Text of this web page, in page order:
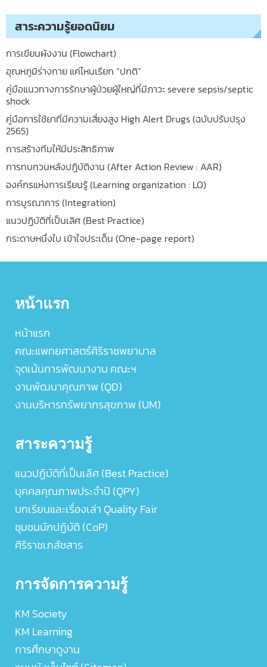
สาระความรู้ยอดนิยม
การเขียนผังงาน (Flowchart)
อุณหภูมิร่างกาย แค่ไหนเรียก “ปกติ”
คู่มือแนวทางการรักษาผู้ป่วยผู้ใหญ่ที่มีภาวะ severe sepsis/septic
shock
คู่มือการใช้ยาที่มีความเสี่ยงสูง High Alert Drugs (ฉบับปรับปรุง
2565)
การสร้างทีมให้มีประสิทธิภาพ
การทบทวนหลังปฎิบัติงาน (After Action Review : AAR)
องค์กรแห่งการเรียนรู้ (Learning organization : LO)
การบูรณาการ (Integration)
แนวปฏิบัติที่เป็นเลิศ (Best Practice)
กระดาษหนึ่งใบ เข้าใจประเด็น (One-page report)
หน้าแรก
หน้าแรก
คณะแพทยศาสตร์ศิริราชพยาบาล
จุดเน้นการพัฒนางาน คณะฯ
งานพัฒนาคุณภาพ (QD)
งานบริหารทรัพยากรสุขภาพ (UM)
สาระความรู้
แนวปฏิบัติที่เป็นเลิศ (Best Practice)
บุคคลคุณภาพประจำปี (QPY)
บทเรียนและเรื่องเล่า Quality Fair
ชุมชนนักปฏิบัติ (CoP)
ศิริราชเภสัชสาร
การจัดการความรู้
KM Society
KM Learning
การศึกษาดูงาน